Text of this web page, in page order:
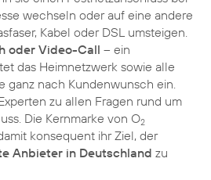
wechseln oder auf eine andere
Kabel oder DSL umsteigen.
oder Video-Call – ein
das Heimnetzwerk sowie alle
ganz nach Kundenwunsch ein.
zu allen Fragen rund um
Die Kernmarke von O2
konsequent ihr Ziel, der
Anbieter in Deutschland zu